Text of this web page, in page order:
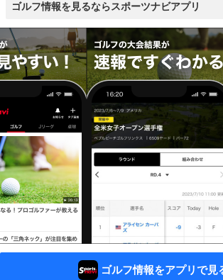
ゴルフ情報を見るならスポーツナビアプリ
ゴルフ情報をアプリで見